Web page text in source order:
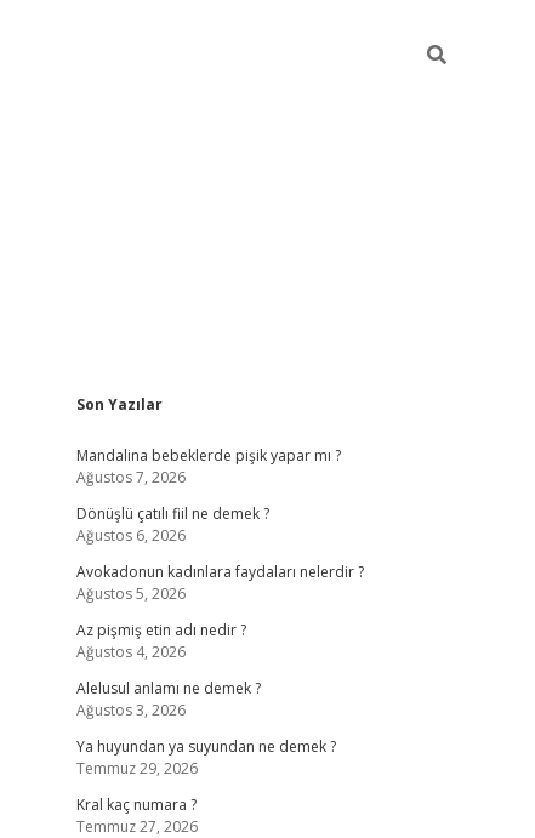
Sidebar
Son Yazılar
Mandalina bebeklerde pişik yapar mı ?
Ağustos 7, 2026
Dönüşlü çatılı fiil ne demek ?
Ağustos 6, 2026
Avokadonun kadınlara faydaları nelerdir ?
Ağustos 5, 2026
Az pişmiş etin adı nedir ?
Ağustos 4, 2026
Alelusul anlamı ne demek ?
Ağustos 3, 2026
Ya huyundan ya suyundan ne demek ?
Temmuz 29, 2026
Kral kaç numara ?
Temmuz 27, 2026